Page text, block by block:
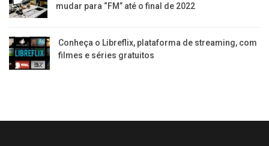
mudar para “FM” até o final de 2022
Conheça o Libreflix, plataforma de streaming, com
filmes e séries gratuitos